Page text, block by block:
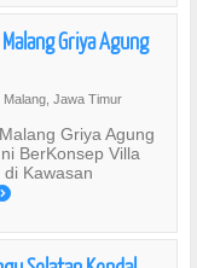
Griya Agung
Malang, Jawa Timur
Griya Agung
BerKonsep Villa
Kawasan